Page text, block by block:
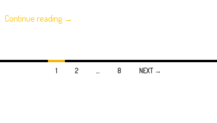
Continue reading →
1 2 … 8 NEXT →